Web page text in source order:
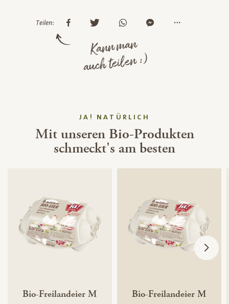
Teilen:
Kann man
auch teilen :)
JA! NATÜRLICH
Mit unseren Bio-Produkten
schmeckt's am besten
Bio-Freilandeier M Bio-Freilandeier M